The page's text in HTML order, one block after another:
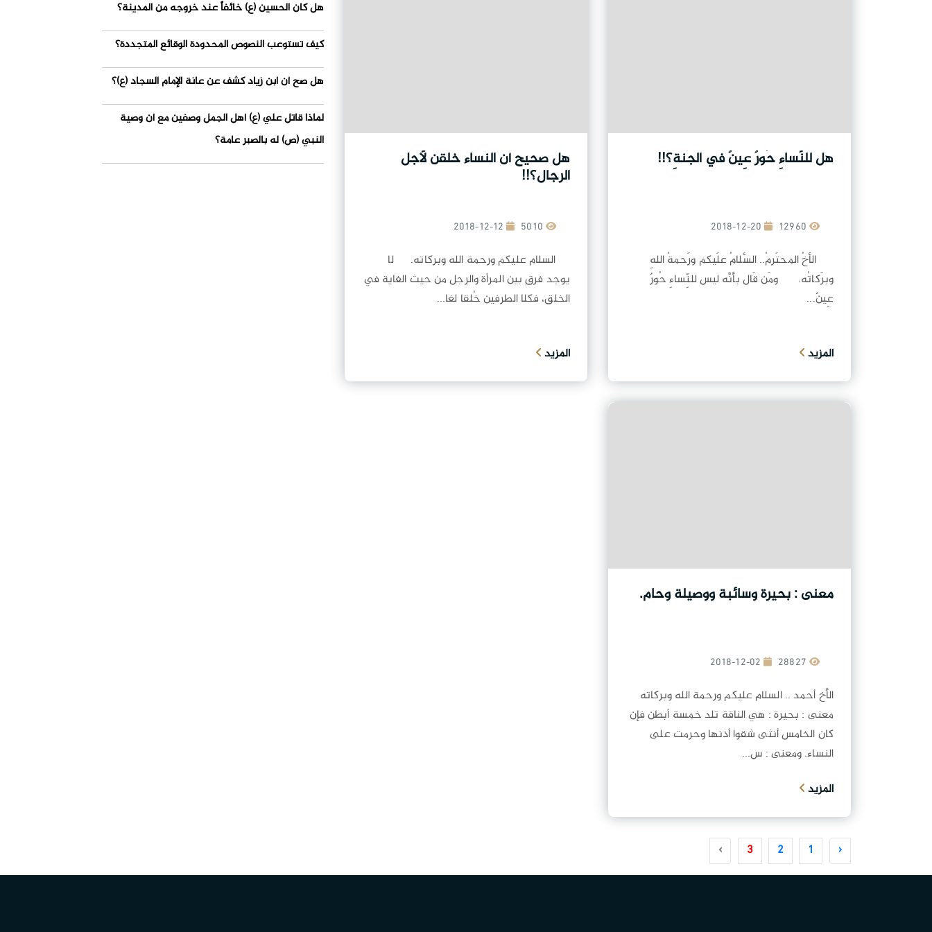
هل للنِّساءِ حُورٌ عِينٌ في الجَنةِ؟!!
2018-12-20
الأخُ المحتَرمُ.. السَّلامُ علَيكم ورَحمةُ اللهِ
وبرَكاتُه. ومَن قَال بأنَّه ليس للنِّساءِ حُورٌ
عِينٌ...
المزيد
هل صحيح أن النساء خلقن لأجل
الرجال؟!!
2018-12-12
السلام عليكم ورحمة الله وبركاته. لا
يوجد فرق بين المرأة والرجل من حيث الغاية في
الخلق، فكلا الطرفين خُلقا لغا...
المزيد
معنى : بحيرة وسائبة ووصيلة وحام.
2018-12-02
الأخ أحمد .. السلام عليكم ورحمة الله وبركاته
معنى : بحيرة : هي الناقة تلد خمسة أبطن فإن
كان الخامس أنثى شقوا أذنها وحرمت على
النساء. ومعنى : س...
المزيد
‹
1
2
3
›
هل كان الحسين (ع) خائفاً عند خروجه من المدينة؟
كيف تستوعب النصوص المحدودة الوقائع المتجددة؟
هل صح أن ابن زياد كشف عن عانة الإمام السجاد (ع)؟
لماذا قاتل علي (ع) أهل الجمل وصفين مع أن وصية
النبي (ص) له بالصبر عامة؟